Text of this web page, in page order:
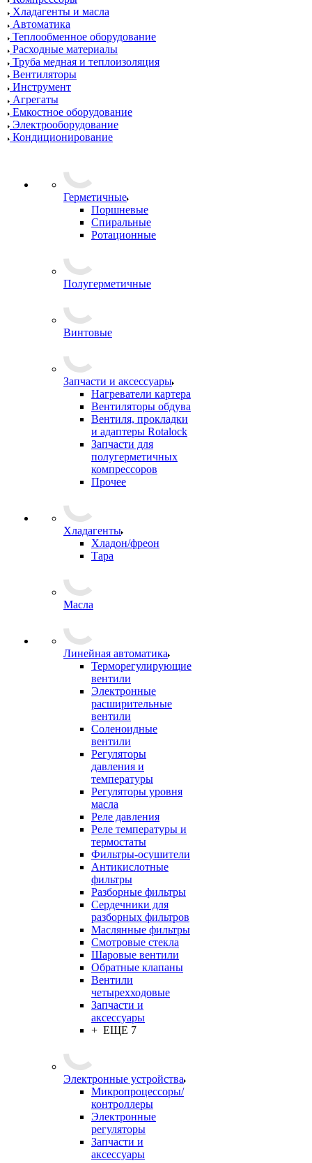
Хладагенты и масла
Автоматика
Теплообменное оборудование
Расходные материалы
Труба медная и теплоизоляция
Вентиляторы
Инструмент
Агрегаты
Емкостное оборудование
Электрооборудование
Кондиционирование
Герметичные
Поршневые
Спиральные
Ротационные
Полугерметичные
Винтовые
Запчасти и аксессуары
Нагреватели картера
Вентиляторы обдува
Вентиля, прокладки
и адаптеры Rotalock
Запчасти для
полугерметичных
компрессоров
Прочее
Хладагенты
Хладон/фреон
Тара
Масла
Линейная автоматика
Терморегулирующие
вентили
Электронные
расширительные
вентили
Соленоидные
вентили
Регуляторы
давления и
температуры
Регуляторы уровня
масла
Реле давления
Реле температуры и
термостаты
Фильтры-осушители
Антикислотные
фильтры
Разборные фильтры
Сердечники для
разборных фильтров
Маслянные фильтры
Смотровые стекла
Шаровые вентили
Обратные клапаны
Вентили
четырехходовые
Запчасти и
аксессуары
+ ЕЩЕ 7
Электронные устройства
Микропроцессоры/
контроллеры
Электронные
регуляторы
Запчасти и
аксессуары